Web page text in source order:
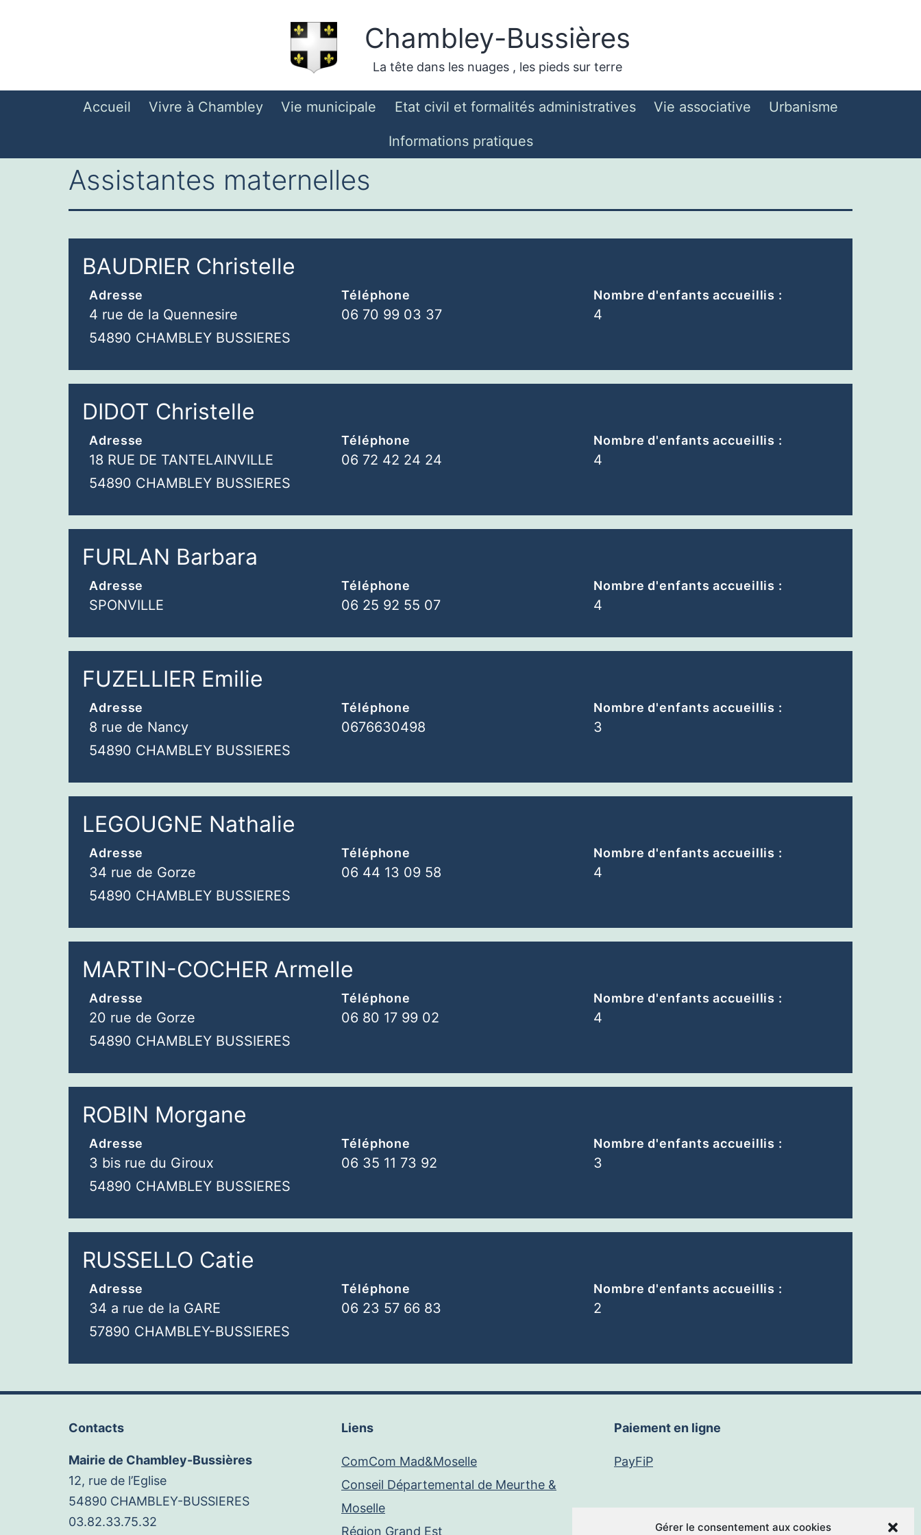
Gérer le consentement aux cookies
Chambley-Bussières
La tête dans les nuages , les pieds sur terre
Accueil Vivre à Chambley Vie municipale Etat civil et formalités administratives Vie associative Urbanisme
Informations pratiques
Assistantes maternelles
BAUDRIER Christelle
Adresse
4 rue de la Quennesire
54890 CHAMBLEY BUSSIERES
Téléphone
06 70 99 03 37
Nombre d'enfants accueillis :
4
DIDOT Christelle
Adresse
18 RUE DE TANTELAINVILLE
54890 CHAMBLEY BUSSIERES
Téléphone
06 72 42 24 24
Nombre d'enfants accueillis :
4
FURLAN Barbara
Adresse
SPONVILLE
Téléphone
06 25 92 55 07
Nombre d'enfants accueillis :
4
FUZELLIER Emilie
Adresse
8 rue de Nancy
54890 CHAMBLEY BUSSIERES
Téléphone
0676630498
Nombre d'enfants accueillis :
3
LEGOUGNE Nathalie
Adresse
34 rue de Gorze
54890 CHAMBLEY BUSSIERES
Téléphone
06 44 13 09 58
Nombre d'enfants accueillis :
4
MARTIN-COCHER Armelle
Adresse
20 rue de Gorze
54890 CHAMBLEY BUSSIERES
Téléphone
06 80 17 99 02
Nombre d'enfants accueillis :
4
ROBIN Morgane
Adresse
3 bis rue du Giroux
54890 CHAMBLEY BUSSIERES
Téléphone
06 35 11 73 92
Nombre d'enfants accueillis :
3
RUSSELLO Catie
Adresse
34 a rue de la GARE
57890 CHAMBLEY-BUSSIERES
Téléphone
06 23 57 66 83
Nombre d'enfants accueillis :
2
Contacts
Mairie de Chambley-Bussières
12, rue de l’Eglise
54890 CHAMBLEY-BUSSIERES
03.82.33.75.32
Liens
ComCom Mad&Moselle
Conseil Départemental de Meurthe &
Moselle
Région Grand Est
Paiement en ligne
PayFiP